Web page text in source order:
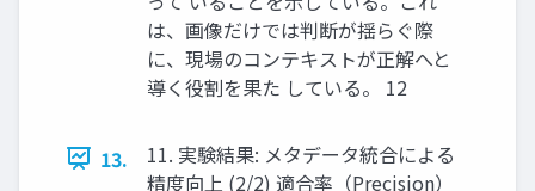
は、画像だけでは判断が揺らぐ際
に、現場のコンテキストが正解へと
導く役割を果た している。 12
13.
11. 実験結果: メタデータ統合による
精度向上 (2/2) 適合率（Precision）